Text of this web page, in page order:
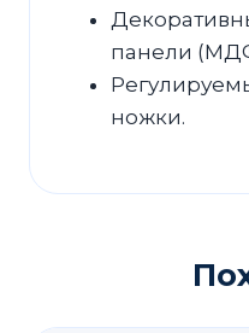
панели
ножки.